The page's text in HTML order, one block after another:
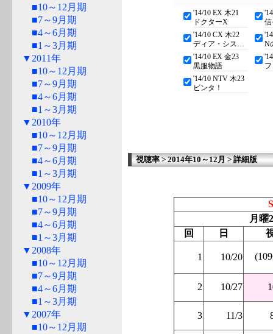
■10～12月期
■7～9月期
■4～6月期
■1～3月期
▼2011年
■10～12月期
■7～9月期
■4～6月期
■1～3月期
▼2010年
■10～12月期
■7～9月期
■4～6月期
■1～3月期
▼2009年
■10～12月期
■7～9月期
■4～6月期
■1～3月期
▼2008年
■10～12月期
■7～9月期
■4～6月期
■1～3月期
▼2007年
■10～12月期
'14/10 EX 木21
ドクターX
'14/10 CX 木22
ディア・シスター
N
'14/10 EX 金23
黒服物語
フ
'14/10 NTV 木23
ビンタ！
視聴率 > 2014年10～12月 > 詳細版
月
回
日
1 10/20
2 10/27
3 11/3